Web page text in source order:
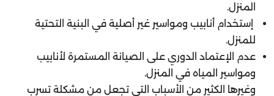
المنزل.
إستخدام أنابيب ومواسير غير أصلية في البنية التحتية
للمنزل.
عدم الإعتماد الدوري على الصيانة المستمرة لأنابيب
ومواسير المياه في المنزل.
وغيرها الكثير من الأسباب التي تجعل من مشكلة تسرب